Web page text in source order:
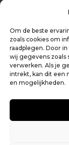
Om de beste
zoals cookies om
raadplegen. Door
wij gegevens zoals
verwerken. Als je
intrekt, kan dit een
en mogelijkheden.